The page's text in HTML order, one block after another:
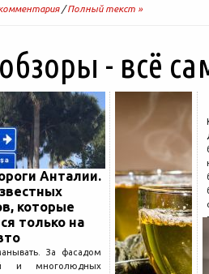
/Полный текст »
- всё
Анталии.
которые
только на
За фасадом
и многолюдных